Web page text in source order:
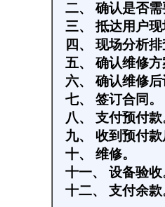
二、
确认是否
三、
抵达用户
四、
现场分析
五、
确认维修
六、
确认维修
七、
签订合同。
八、
支付预付款
九、
收到预付
十、
维修。
十一、
设备验收
十二、
支付余款